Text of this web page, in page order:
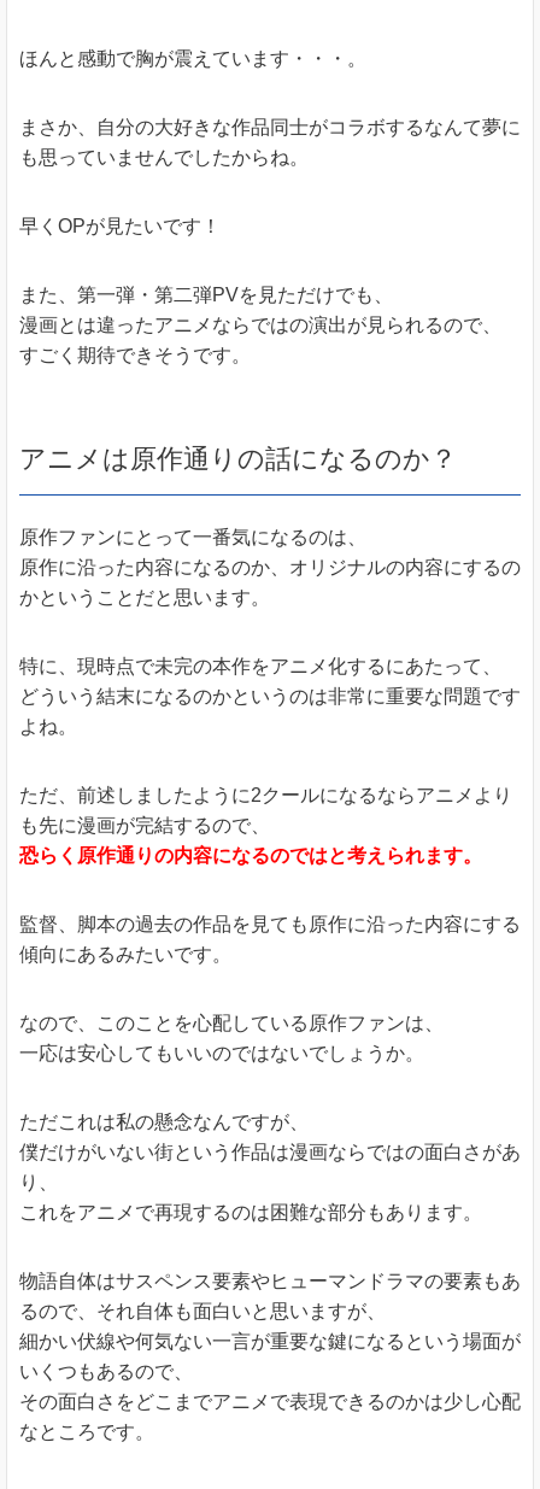
ほんと感動で胸が震えています・・・。
まさか、自分の大好きな作品同士がコラボするなんて夢に
も思っていませんでしたからね。
早くOPが見たいです！
また、第一弾・第二弾PVを見ただけでも、
漫画とは違ったアニメならではの演出が見られるので、
すごく期待できそうです。
アニメは原作通りの話になるのか？
原作ファンにとって一番気になるのは、
原作に沿った内容になるのか、オリジナルの内容にするの
かということだと思います。
特に、現時点で未完の本作をアニメ化するにあたって、
どういう結末になるのかというのは非常に重要な問題です
よね。
ただ、前述しましたように2クールになるならアニメより
も先に漫画が完結するので、
恐らく原作通りの内容になるのではと考えられます。
監督、脚本の過去の作品を見ても原作に沿った内容にする
傾向にあるみたいです。
なので、このことを心配している原作ファンは、
一応は安心してもいいのではないでしょうか。
ただこれは私の懸念なんですが、
僕だけがいない街という作品は漫画ならではの面白さがあ
り、
これをアニメで再現するのは困難な部分もあります。
物語自体はサスペンス要素やヒューマンドラマの要素もあ
るので、それ自体も面白いと思いますが、
細かい伏線や何気ない一言が重要な鍵になるという場面が
いくつもあるので、
その面白さをどこまでアニメで表現できるのかは少し心配
なところです。